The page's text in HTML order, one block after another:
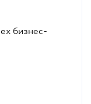
бизнес-